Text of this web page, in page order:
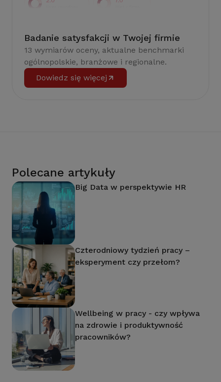
Badanie satysfakcji w Twojej firmie
13 wymiarów oceny, aktualne benchmarki
ogólnopolskie, branżowe i regionalne.
Dowiedz się więcej
Polecane artykuły
Big Data w perspektywie HR
Czterodniowy tydzień pracy –
eksperyment czy przełom?
Wellbeing w pracy - czy wpływa
na zdrowie i produktywność
pracowników?